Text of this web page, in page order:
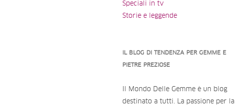
Speciali in tv
Storie e leggende
IL BLOG DI TENDENZA PER GEMME E
PIETRE PREZIOSE
Il Mondo Delle Gemme è un blog
destinato a tutti. La passione per la